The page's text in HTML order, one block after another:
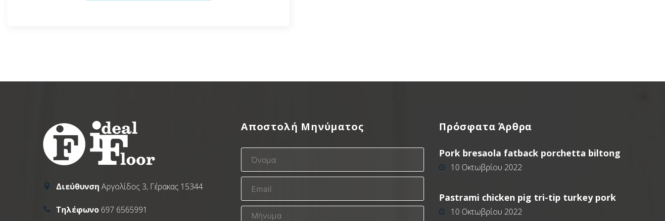
Διεύθυνση Αργολίδος 3, Γέρακας 15344
Τηλέφωνο 697 6565991
Αποστολή Μηνύματος Πρόσφατα Άρθρα
Pork bresaola fatback porchetta biltong
10 Οκτωβρίου 2022
Pastrami chicken pig tri-tip turkey pork
10 Οκτωβρίου 2022